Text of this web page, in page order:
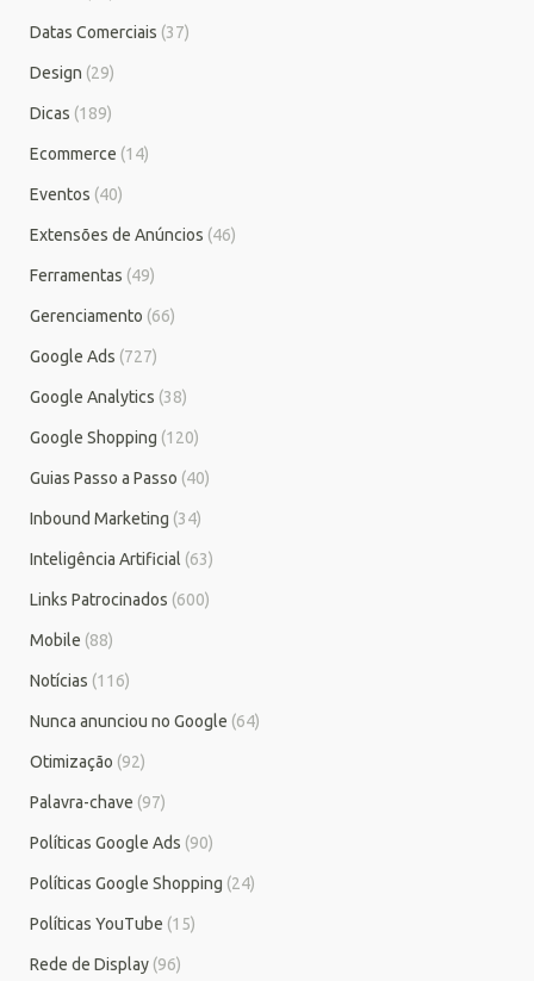
Datas Comerciais (37)
Design (29)
Dicas (189)
Ecommerce (14)
Eventos (40)
Extensões de Anúncios (46)
Ferramentas (49)
Gerenciamento (66)
Google Ads (727)
Google Analytics (38)
Google Shopping (120)
Guias Passo a Passo (40)
Inbound Marketing (34)
Inteligência Artificial (63)
Links Patrocinados (600)
Mobile (88)
Notícias (116)
Nunca anunciou no Google (64)
Otimização (92)
Palavra-chave (97)
Políticas Google Ads (90)
Políticas Google Shopping (24)
Políticas YouTube (15)
Rede de Display (96)